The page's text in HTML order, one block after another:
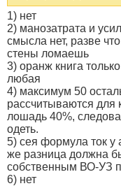
1) нет
2) манозатрата и
смысла нет, разве
стены ломаешь
3) оранж книга
любая
4) максимум 50
рассчитываются для
лошадь 40%,
одеть.
5) сея формула ток у
же разница должна
собственным ВО-УЗ
6) нет